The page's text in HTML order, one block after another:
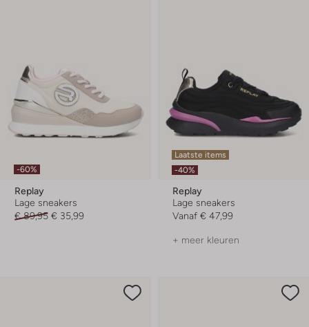
-60%
Replay
Lage sneakers
€ 89,95 € 35,99
Laatste items
-40%
Replay
Lage sneakers
Vanaf € 47,99
+ meer kleuren